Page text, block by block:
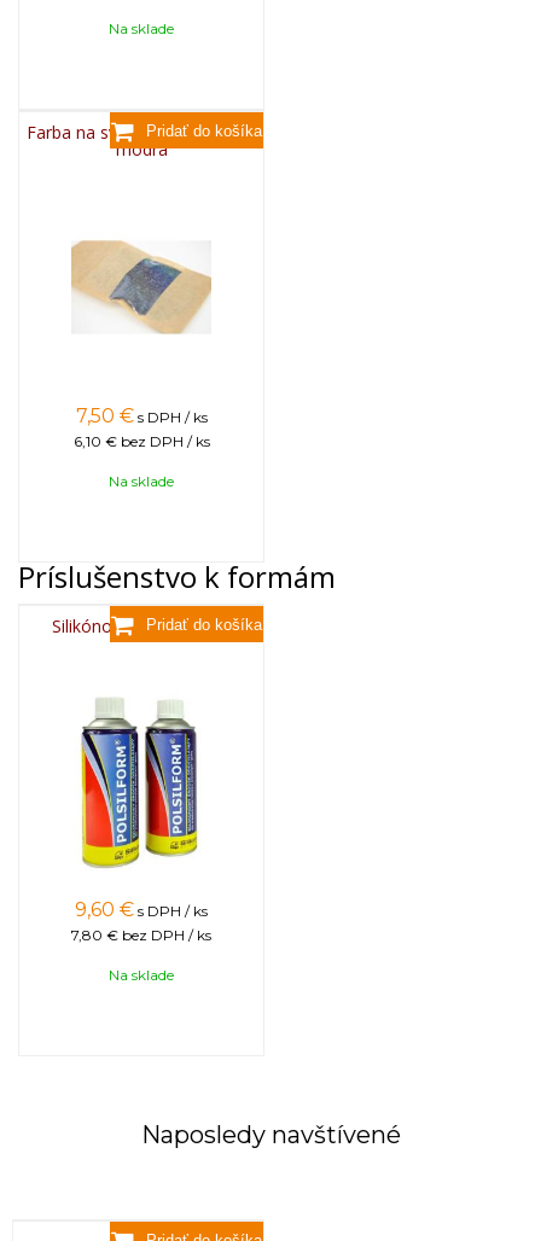
Na sklade
Farba na sviečky, 25g - svetlo
modrá
7,50 € s DPH / ks
6,10 € bez DPH / ks
Na sklade
Príslušenstvo k formám
Silikónový sprej 400 ml
9,60 € s DPH / ks
7,80 € bez DPH / ks
Na sklade
Naposledy navštívené